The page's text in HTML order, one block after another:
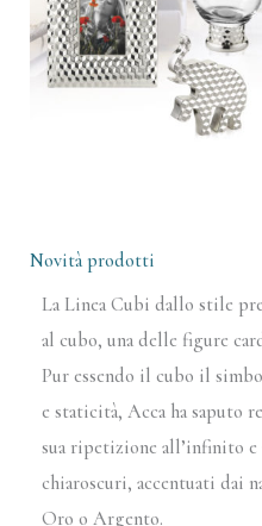
Novità prodotti
La Linea Cubi dallo stile
al cubo, una delle figure
Pur essendo il cubo il
e staticità, Acca ha saputo
sua ripetizione all’infinito
chiaroscuri, accentuati dai
Oro o Argento.